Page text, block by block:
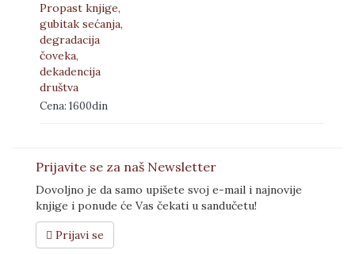
Propast knjige,
gubitak sećanja,
degradacija
čoveka,
dekadencija
društva
Cena: 1600din
Prijavite se za naš Newsletter
Dovoljno je da samo upišete svoj e-mail i najnovije
knjige i ponude će Vas čekati u sandučetu!
Prijavi se